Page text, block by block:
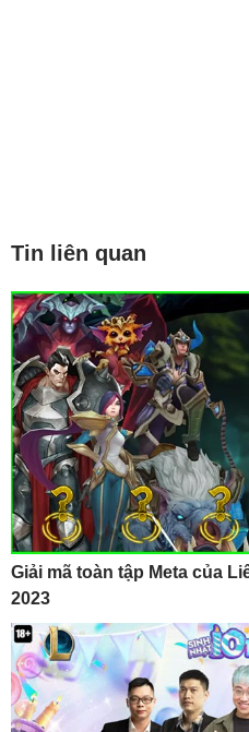
Tin liên quan
Giải mã toàn tập Meta của
2023